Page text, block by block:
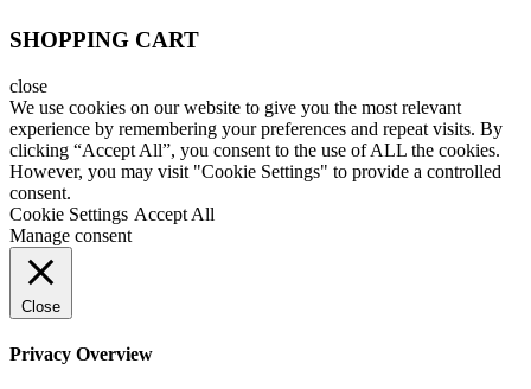
SHOPPING CART
close
We use cookies on our website to give you the most relevant
experience by remembering your preferences and repeat visits. By
clicking “Accept All”, you consent to the use of ALL the cookies.
However, you may visit "Cookie Settings" to provide a controlled
consent.
Cookie Settings Accept All
Manage consent
Close
Privacy Overview